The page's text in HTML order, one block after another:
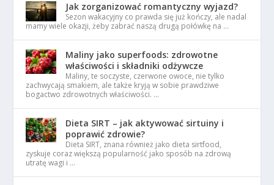
Jak zorganizować romantyczny wyjazd?
Sezon wakacyjny co prawda się już kończy, ale nadal
mamy wiele okazji, żeby zabrać naszą drugą połówkę na …
Maliny jako superfoods: zdrowotne
właściwości i składniki odżywcze
Maliny, te soczyste, czerwone owoce, nie tylko
zachwycają smakiem, ale także kryją w sobie prawdziwe
bogactwo zdrowotnych właściwości. …
Dieta SIRT – jak aktywować sirtuiny i
poprawić zdrowie?
Dieta SIRT, znana również jako dieta sirtfood,
zyskuje coraz większą popularność jako sposób na zdrową
utratę wagi i …